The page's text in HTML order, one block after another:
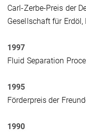
Carl-Zerbe-Preis der
Gesellschaft für
1997
Fluid Separation
1995
Förderpreis der
1990